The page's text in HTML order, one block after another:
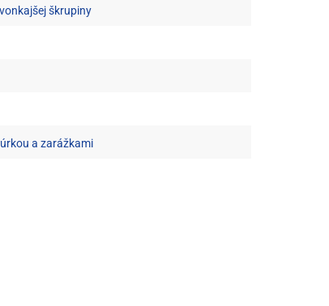
škrupiny
a zarážkami